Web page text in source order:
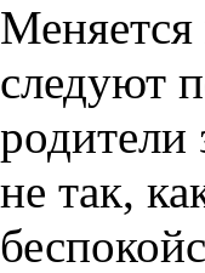
следуют
родители
не так,